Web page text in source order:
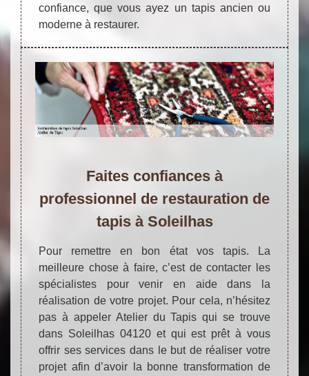
confiance, que vous ayez un tapis ancien ou
moderne à restaurer.
Faites confiances à
professionnel de restauration de
tapis à Soleilhas
Pour remettre en bon état vos tapis. La
meilleure chose à faire, c’est de contacter les
spécialistes pour venir en aide dans la
réalisation de votre projet. Pour cela, n’hésitez
pas à appeler Atelier du Tapis qui se trouve
dans Soleilhas 04120 et qui est prêt à vous
offrir ses services dans le but de réaliser votre
projet afin d’avoir la bonne transformation de